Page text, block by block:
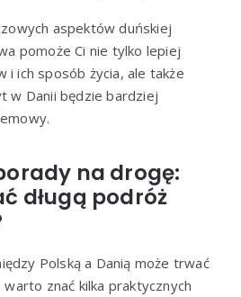
aspektów duńskiej
pomoże Ci nie tylko lepiej
i ich sposób życia, ale także
w Danii będzie bardziej
na drogę:
długą podróż
Polską a Danią może trwać
znać kilka praktycznych